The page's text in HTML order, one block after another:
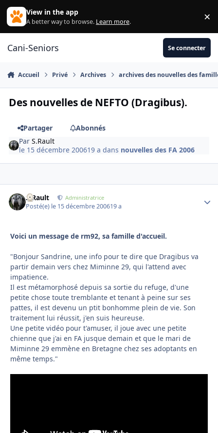
Aller au contenu
View in the app
A better way to browse. Learn more. ×
Cani-Seniors Se connecter
Accueil Privé Archives archives des nouvelles des
Des nouvelles de NEFTO (Dragibus).
Partager
Abonnés
ParS.Rault
le 15 décembre 200619 a dans nouvelles des FA 2006
S.Rault Administratrice
Posté(e) le 15 décembre 200619 a
Voici un message de rm92, sa famille d'accueil.
"Bonjour Sandrine, une info pour te dire que Dragibus va
partir demain vers chez Miminne 29, qui l'attend avec
impatience.
Il est métamorphosé depuis sa sortie du refuge, d'une
petite chose toute tremblante et tenant à peine sur ses
pattes, il est devenu un ptit bonhomme plein de vie. Son
traitement lui réussit, j'en suis heureuse.
Une petite vidéo pour t'amuser, il joue avec une petite
chienne que j'ai en FA jusque demain et que le mari de
Miminne 29 emmène en Bretagne chez ses adoptants en
même temps."